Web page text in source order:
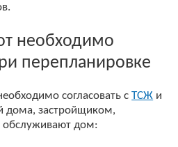
необходимо
перепланировке
согласовать сТСЖ и
дома, застройщиком,
обслуживают дом: